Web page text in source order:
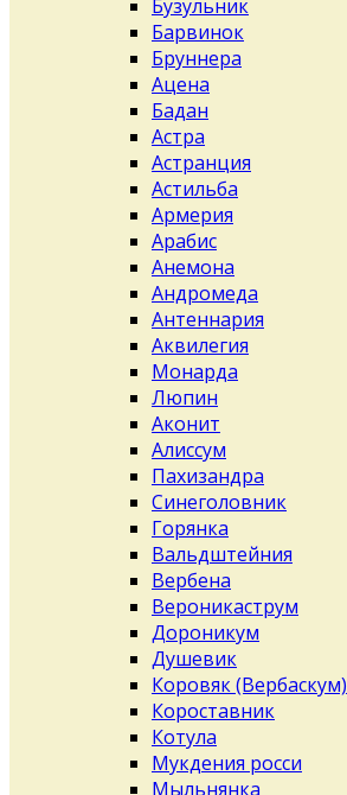
Бузульник
Барвинок
Бруннера
Ацена
Бадан
Астра
Астранция
Астильба
Армерия
Арабис
Анемона
Андромеда
Антеннария
Аквилегия
Монарда
Люпин
Аконит
Алиссум
Пахизандра
Синеголовник
Горянка
Вальдштейния
Вербена
Вероникаструм
Дороникум
Душевик
Коровяк (Вербаскум)
Короставник
Котула
Мукдения росси
Мыльнянка